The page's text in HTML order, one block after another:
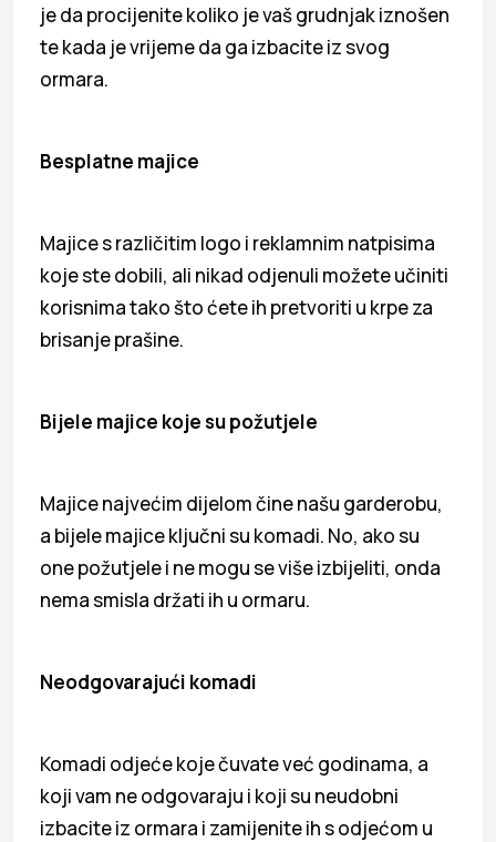
je da procijenite koliko je vaš grudnjak iznošen
te kada je vrijeme da ga izbacite iz svog
ormara.
Besplatne majice
Majice s različitim logo i reklamnim natpisima
koje ste dobili, ali nikad odjenuli možete učiniti
korisnima tako što ćete ih pretvoriti u krpe za
brisanje prašine.
Bijele majice koje su požutjele
Majice najvećim dijelom čine našu garderobu,
a bijele majice ključni su komadi. No, ako su
one požutjele i ne mogu se više izbijeliti, onda
nema smisla držati ih u ormaru.
Neodgovarajući komadi
Komadi odjeće koje čuvate već godinama, a
koji vam ne odgovaraju i koji su neudobni
izbacite iz ormara i zamijenite ih s odjećom u